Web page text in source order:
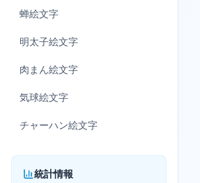
蝉絵文字
明太子絵文字
肉まん絵文字
気球絵文字
チャーハン絵文字
統計情報